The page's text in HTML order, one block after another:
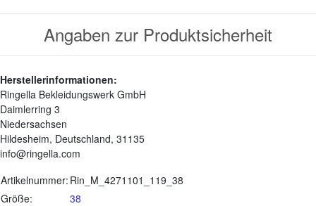
Angaben zur Produktsicherheit
Herstellerinformationen:
Ringella Bekleidungswerk GmbH
Daimlerring 3
Niedersachsen
Hildesheim, Deutschland, 31135
info@ringella.com
Produkteigenschaft
Wert
Artikelnummer: Rin_M_4271101_119_38
Größe:
38